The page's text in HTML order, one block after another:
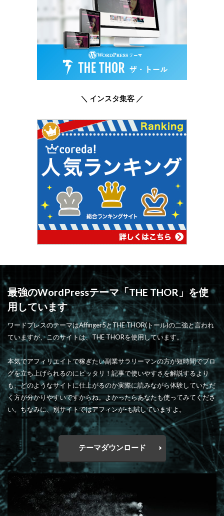
＼ インスタ集客 ／
最強のWordPressテーマ「THE THOR」を使
用しています
ワードプレスのテーマはAffinger5とTHE THOR(トール)の二強と言われ
ていますが、このサイトは、THE THORを使用しています。
本気でアフィリエイトで稼ぎたい副業サラリーマンの方が短時間でブロ
グを立ち上げられるのにピッタリ！記事で使いやすさを解説するより
も、どのようなサイトに仕上がるのか実際に読みながら体験していただ
く方が分かりやすいですからね。よかったらあなたも使ってみてくださ
い。ちなみに、別サイトではアフィンが-も試していますよ。
テーマダウンロード